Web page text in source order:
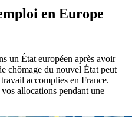
en Europe
un État européen après avoir
chômage du nouvel État peut
accomplies en France.
allocations pendant une